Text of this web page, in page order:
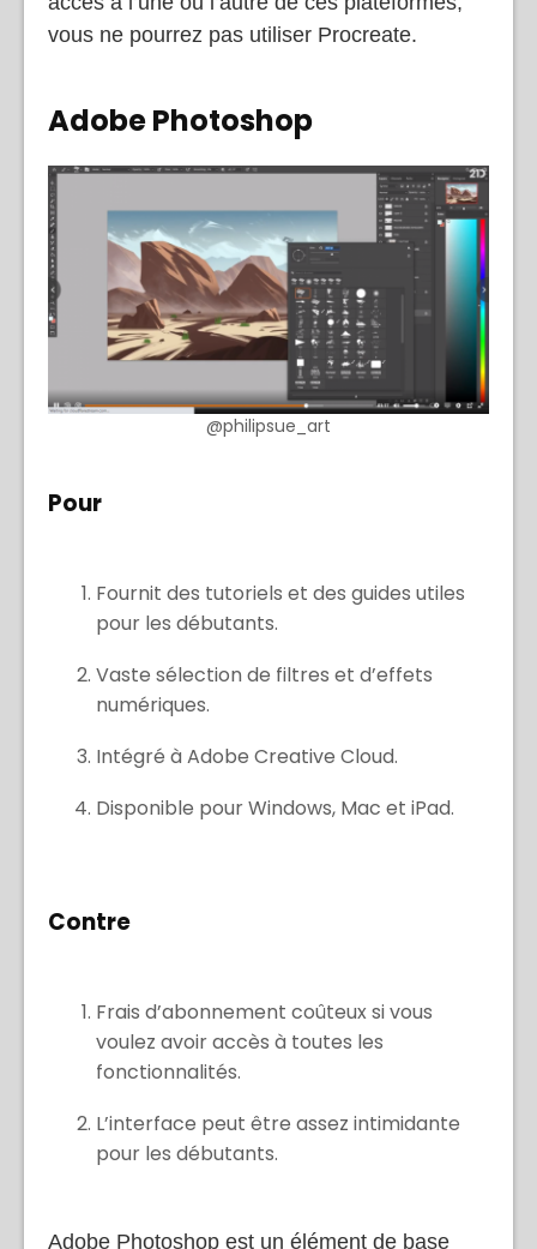
iOS. Par conséquent, si vous n’avez pas
accès à l’une ou l’autre de ces plateformes,
Adobe Photoshop
Fournit des tutoriels et des guides utiles
pour les débutants.
Vaste sélection de filtres et d’effets
numériques.
Intégré à Adobe Creative Cloud.
Frais d’abonnement coûteux si vous
voulez avoir accès à toutes les
fonctionnalités.
L’interface peut être assez intimidante